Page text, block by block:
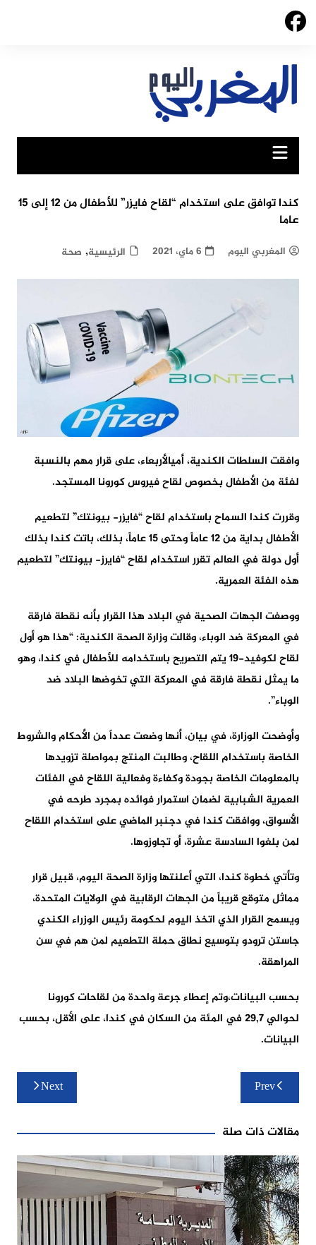
Skip
كندا توافق على استخدام “لقاح فايزر” للأطفال من 12 إلى 15
عاما
المغربي اليوم 6 ماي، 2021 الرئيسية, صحة
وافقت السلطات الكندية، أميالأربعاء، على قرار مهم بالنسبة
لفئة من الأطفال بخصوص لقاح فيروس كورونا المستجد.
وقررت كندا السماح باستخدام لقاح “فايزر- بيونتك” لتطعيم
الأطفال بداية من 12 عاماً وحتى 15 عاماً، بذلك، باتت كندا بذلك
أول دولة في العالم تقرر استخدام لقاح “فايرز- بيونتك” لتطعيم
هذه الفئة العمرية.
ووصفت الجهات الصحية في البلاد هذا القرار بأنه نقطة فارقة
في المعركة ضد الوباء، وقالت وزارة الصحة الكندية: “هذا هو أول
لقاح لكوفيد-19 يتم التصريح باستخدامه للأطفال في كندا، وهو
ما يمثل نقطة فارقة في المعركة التي تخوضها البلاد ضد
الوباء”.
وأوضحت الوزارة، في بيان، أنها وضعت عدداً من الأحكام والشروط
الخاصة باستخدام اللقاح، وطالبت المنتج بمواصلة تزويدها
بالمعلومات الخاصة بجودة وكفاءة وفعالية اللقاح في الفئات
العمرية الشبابية لضمان استمرار فوائده بمجرد طرحه في
الأسواق، ووافقت كندا في دجنبر الماضي على استخدام اللقاح
لمن بلغوا السادسة عشرة، أو تجاوزوها.
وتأتي خطوة كندا، التي أعلنتها وزارة الصحة اليوم، قبيل قرار
مماثل متوقع قريباً من الجهات الرقابية في الولايات المتحدة،
ويسمح القرار الذي اتخذ اليوم لحكومة رئيس الوزراء الكندي
جاستن ترودو بتوسيع نطاق حملة التطعيم لمن هم في سن
المراهقة.
بحسب البيانات،وتم إعطاء جرعة واحدة من لقاحات كورونا
لحوالي 29,7 في المئة من السكان في كندا، على الأقل، بحسب
البيانات.
تصفّح
المقالات
Prev
Next
مقالات ذات صلة